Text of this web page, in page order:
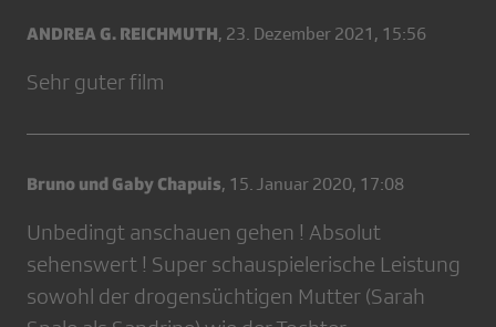
ANDREA G. REICHMUTH, 23. Dezember 2021, 15:56
Sehr guter film
Bruno und Gaby Chapuis, 15. Januar 2020, 17:08
Unbedingt anschauen gehen ! Absolut
sehenswert ! Super schauspielerische Leistung
sowohl der drogensüchtigen Mutter (Sarah